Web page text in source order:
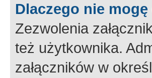
Dlaczego nie
Zezwolenia
też użytkownika.
załączników w